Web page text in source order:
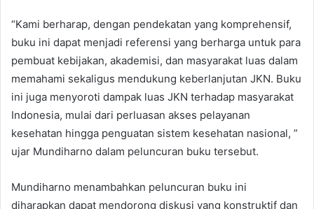
“Kami berharap, dengan pendekatan yang komprehensif,
buku ini dapat menjadi referensi yang berharga untuk para
pembuat kebijakan, akademisi, dan masyarakat luas dalam
memahami sekaligus mendukung keberlanjutan JKN. Buku
ini juga menyoroti dampak luas JKN terhadap masyarakat
Indonesia, mulai dari perluasan akses pelayanan
kesehatan hingga penguatan sistem kesehatan nasional, ”
ujar Mundiharno dalam peluncuran buku tersebut.
Mundiharno menambahkan peluncuran buku ini
diharapkan dapat mendorong diskusi yang konstruktif dan